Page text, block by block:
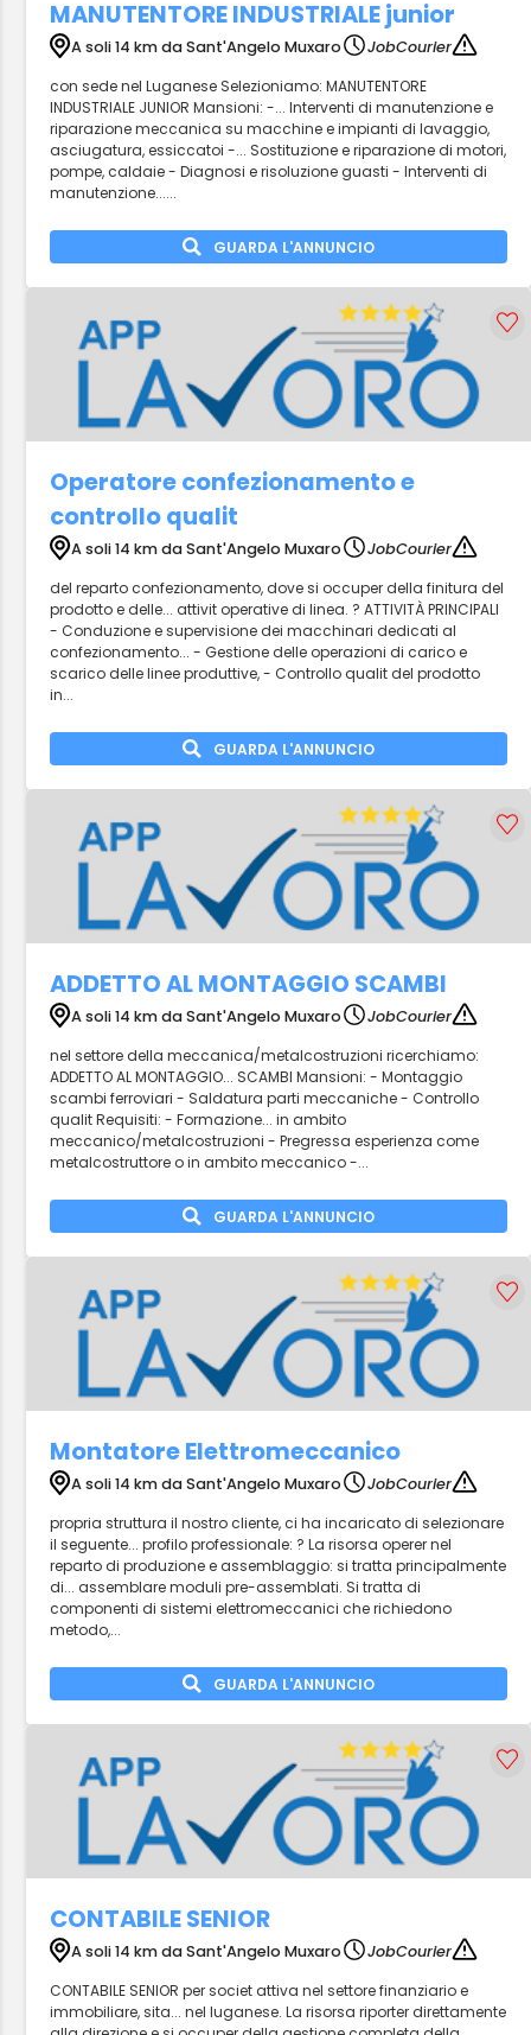
MANUTENTORE INDUSTRIALE junior
A soli 14 km da Sant'Angelo Muxaro
JobCourier
con sede nel Luganese Selezioniamo: MANUTENTORE
INDUSTRIALE JUNIOR Mansioni: -... Interventi di manutenzione e
riparazione meccanica su macchine e impianti di lavaggio,
asciugatura, essiccatoi -... Sostituzione e riparazione di motori,
pompe, caldaie - Diagnosi e risoluzione guasti - Interventi di
manutenzione......
GUARDA L'ANNUNCIO
Operatore confezionamento e
controllo qualit
A soli 14 km da Sant'Angelo Muxaro
JobCourier
del reparto confezionamento, dove si occuper della finitura del
prodotto e delle... attivit operative di linea. ? ATTIVITÀ PRINCIPALI
- Conduzione e supervisione dei macchinari dedicati al
confezionamento... - Gestione delle operazioni di carico e
scarico delle linee produttive, - Controllo qualit del prodotto
in...
GUARDA L'ANNUNCIO
ADDETTO AL MONTAGGIO SCAMBI
A soli 14 km da Sant'Angelo Muxaro
JobCourier
nel settore della meccanica/metalcostruzioni ricerchiamo:
ADDETTO AL MONTAGGIO... SCAMBI Mansioni: - Montaggio
scambi ferroviari - Saldatura parti meccaniche - Controllo
qualit Requisiti: - Formazione... in ambito
meccanico/metalcostruzioni - Pregressa esperienza come
metalcostruttore o in ambito meccanico -...
GUARDA L'ANNUNCIO
Montatore Elettromeccanico
A soli 14 km da Sant'Angelo Muxaro
JobCourier
propria struttura il nostro cliente, ci ha incaricato di selezionare
il seguente... profilo professionale: ? La risorsa operer nel
reparto di produzione e assemblaggio: si tratta principalmente
di... assemblare moduli pre-assemblati. Si tratta di
componenti di sistemi elettromeccanici che richiedono
metodo,...
GUARDA L'ANNUNCIO
CONTABILE SENIOR
A soli 14 km da Sant'Angelo Muxaro
JobCourier
CONTABILE SENIOR per societ attiva nel settore finanziario e
immobiliare, sita... nel luganese. La risorsa riporter direttamente